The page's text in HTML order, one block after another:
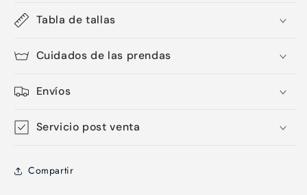
Tabla de tallas
Cuidados de las prendas
Envíos
Servicio post venta
Compartir